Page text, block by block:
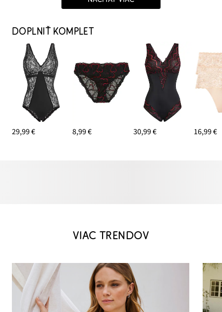
DOPLNIŤ KOMPLET
29,99 € 8,99 € 30,99 € 16,99 €
VIAC TRENDOV